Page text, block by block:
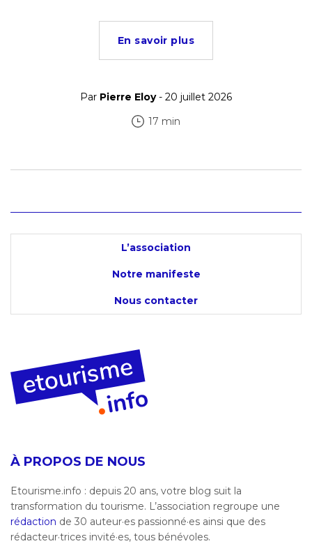
En savoir plus
Par Pierre Eloy- 20 juillet 2026
17 min
L’association
Notre manifeste
Nous contacter
À PROPOS DE NOUS
Etourisme.info : depuis 20 ans, votre blog suit la
transformation du tourisme. L’association regroupe une
rédaction de 30 auteur·es passionné·es ainsi que des
rédacteur·trices invité·es, tous bénévoles.